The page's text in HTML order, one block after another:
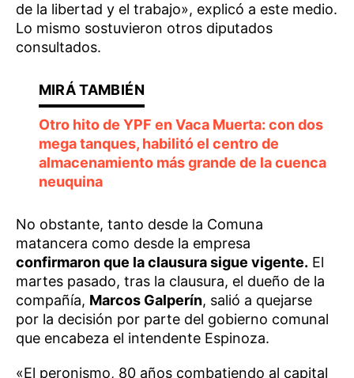
de la libertad y el trabajo», explicó a este medio.
Lo mismo sostuvieron otros diputados
consultados.
Otro hito de YPF en Vaca Muerta: con dos
mega tanques, habilitó el centro de
almacenamiento más grande de la cuenca
neuquina
No obstante, tanto desde la Comuna
matancera como desde la empresa
confirmaron que la clausura sigue vigente. El
martes pasado, tras la clausura, el dueño de la
compañía, Marcos Galperín, salió a quejarse
por la decisión por parte del gobierno comunal
que encabeza el intendente Espinoza.
«El peronismo, 80 años combatiendo al capital